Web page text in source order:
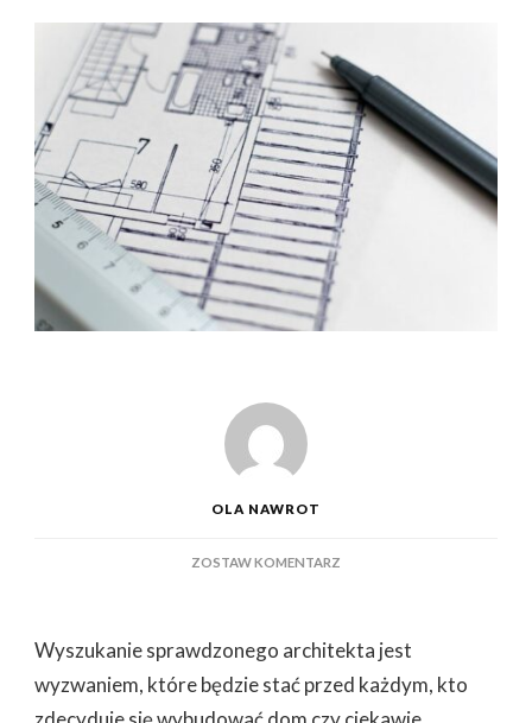
OLA NAWROT
ZOSTAW KOMENTARZ
GDZIE
SZUKAĆ
NAJBARDZIEJ
ODPOWIEDNIEGO
Wyszukanie sprawdzonego architekta jest
wyzwaniem, które będzie stać przed każdym, kto